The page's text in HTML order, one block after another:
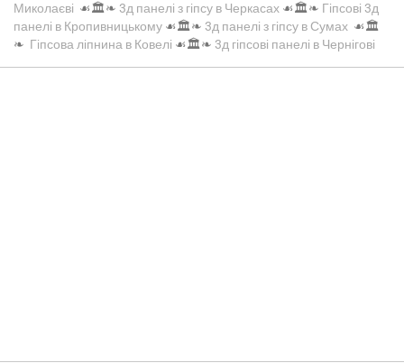
Миколаєві ☙🏛️❧ 3д панелі з гіпсу в Черкасах ☙🏛️❧ Гіпсові 3д
панелі в Кропивницькому ☙🏛️❧ 3д панелі з гіпсу в Сумах ☙🏛️
❧ Гіпсова ліпнина в Ковелі ☙🏛️❧ 3д гіпсові панелі в Чернігові